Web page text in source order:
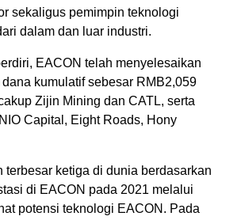
sekaligus pemimpin teknologi
dalam dan luar industri.
EACON telah menyelesaikan
kumulatif sebesar RMB2,059
Zijin Mining dan CATL, serta
Capital, Eight Roads, Hony
ketiga di dunia berdasarkan
di EACON pada 2021 melalui
potensi teknologi EACON. Pada